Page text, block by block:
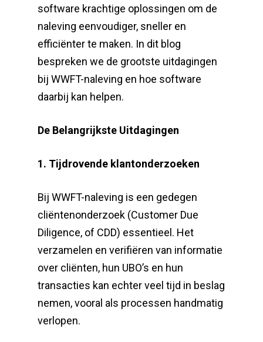
software krachtige oplossingen om de
naleving eenvoudiger, sneller en
efficiënter te maken. In dit blog
bespreken we de grootste uitdagingen
bij WWFT-naleving en hoe software
daarbij kan helpen.
De Belangrijkste Uitdagingen
1. Tijdrovende klantonderzoeken
Bij WWFT-naleving is een gedegen
cliëntenonderzoek (Customer Due
Diligence, of CDD) essentieel. Het
verzamelen en verifiëren van informatie
over cliënten, hun UBO’s en hun
transacties kan echter veel tijd in beslag
nemen, vooral als processen handmatig
verlopen.